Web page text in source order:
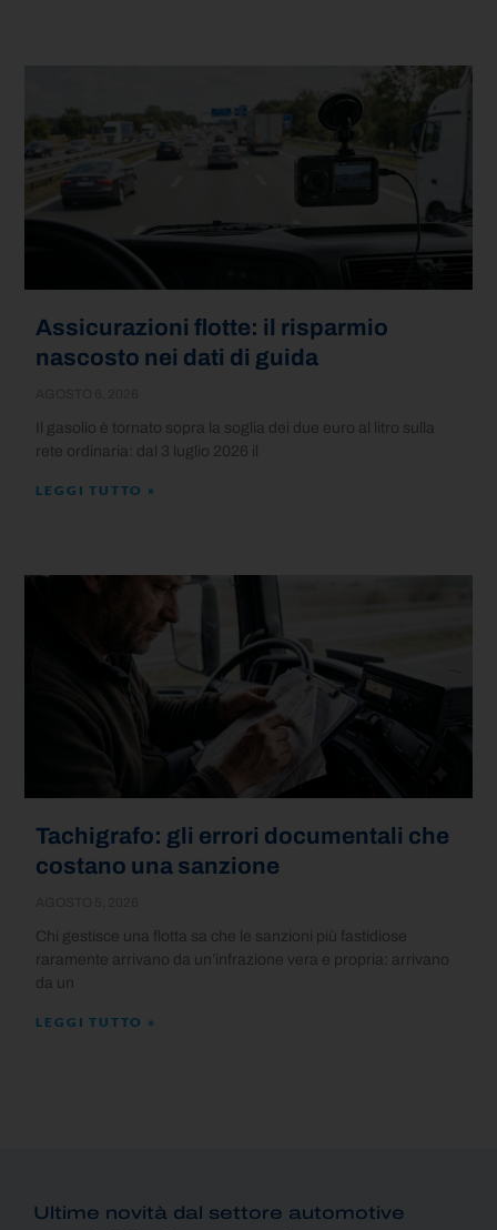
Assicurazioni flotte: il risparmio
nascosto nei dati di guida
Il gasolio è tornato sopra la soglia dei due euro al litro sulla
rete ordinaria: dal 3 luglio 2026 il
LEGGI TUTTO »
Tachigrafo: gli errori documentali che
costano una sanzione
Chi gestisce una flotta sa che le sanzioni più fastidiose
raramente arrivano da un’infrazione vera e propria: arrivano
da un
LEGGI TUTTO »
Ultime novità dal settore automotive